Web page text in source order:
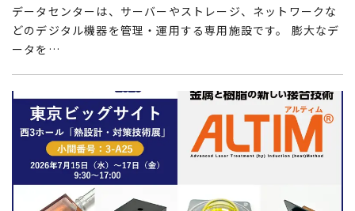
データセンターは、サーバーやストレージ、ネットワークな
どのデジタル機器を管理・運用する専用施設です。 膨大なデ
ータを…